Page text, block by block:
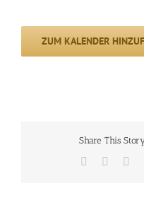
ZUM KALENDER
Share This
Facebook